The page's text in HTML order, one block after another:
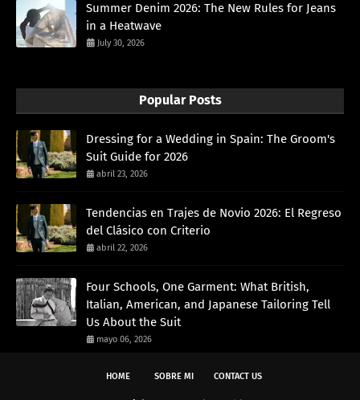
Summer Denim 2026: The New Rules for Jeans
in a Heatwave
July 30, 2026
Popular Posts
Dressing for a Wedding in Spain: The Groom's
Suit Guide for 2026
abril 23, 2026
Tendencias en Trajes de Novio 2026: El Regreso
del Clásico con Criterio
abril 22, 2026
Four Schools, One Garment: What British,
Italian, American, and Japanese Tailoring Tell
Us About the Suit
mayo 06, 2026
HOME SOBRE MI CONTACT US